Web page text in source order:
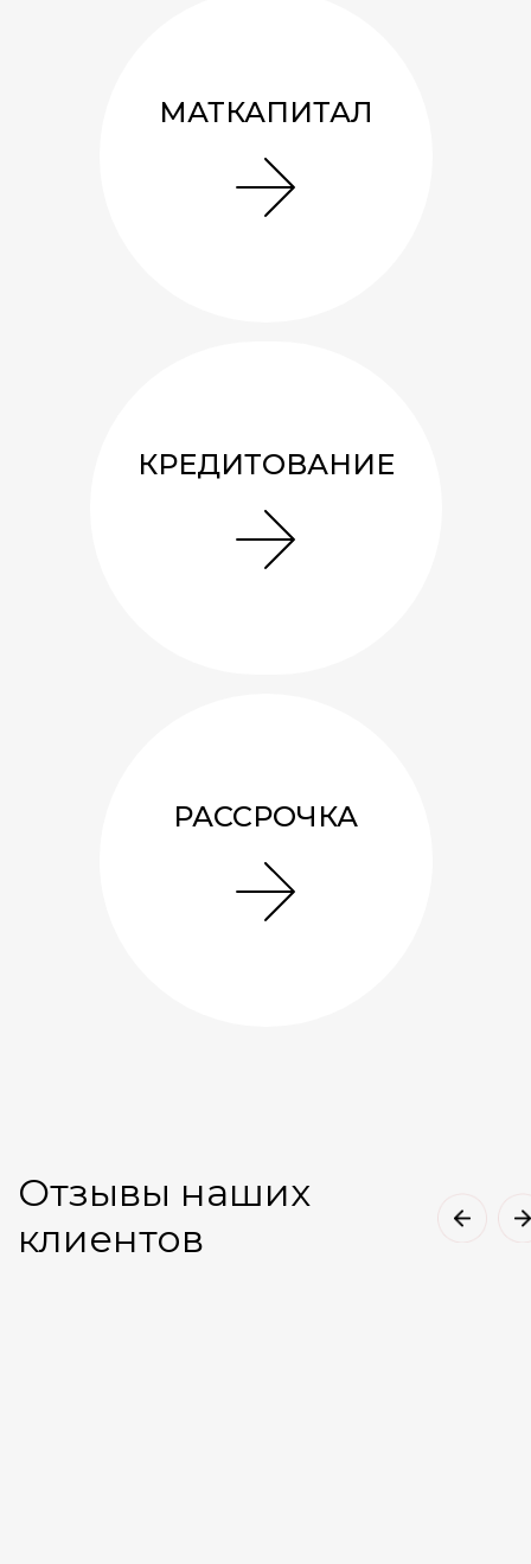
МАТКАПИТАЛ
КРЕДИТОВАНИЕ
РАССРОЧКА
Отзывы наших
клиентов
Беседка 3х3 «Сюрприз»
руб.